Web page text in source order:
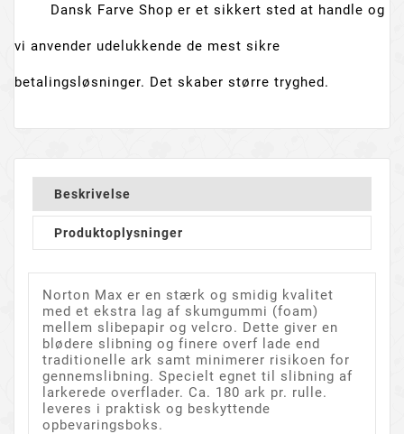
Dansk Farve Shop er et sikkert sted at handle og
vi anvender udelukkende de mest sikre
betalingsløsninger. Det skaber større tryghed.
Beskrivelse
Produktoplysninger
Norton Max er en stærk og smidig kvalitet
med et ekstra lag af skumgummi (foam)
mellem slibepapir og velcro. Dette giver en
blødere slibning og finere overf lade end
traditionelle ark samt minimerer risikoen for
gennemslibning. Specielt egnet til slibning af
larkerede overflader. Ca. 180 ark pr. rulle.
leveres i praktisk og beskyttende
opbevaringsboks.